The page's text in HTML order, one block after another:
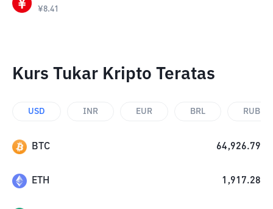
¥8.41
Kurs Tukar Kripto Teratas
USD INR EUR BRL RUB
BTC 64,926.79
ETH 1,917.28